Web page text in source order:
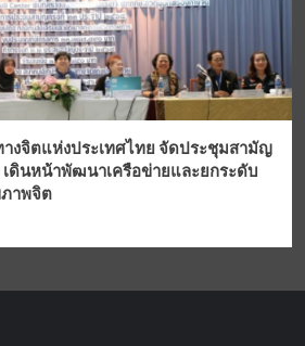
งจิตแห่งประเทศไทย จัดประชุมสามัญ
เดินหน้าพัฒนาเครือข่ายและยกระดับ
าพจิต